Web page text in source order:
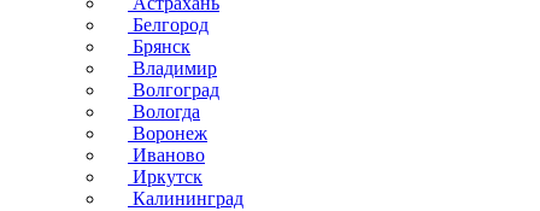
Белгород
Брянск
Владимир
Волгоград
Вологда
Воронеж
Иваново
Иркутск
Калининград